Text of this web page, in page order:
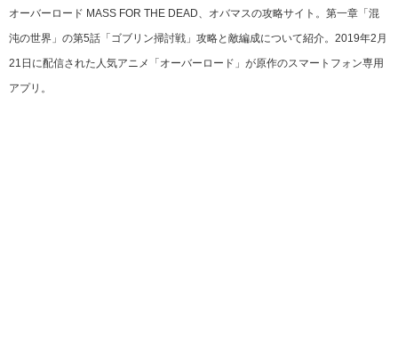
オーバーロード MASS FOR THE DEAD、オバマスの攻略サイト。第一章「混
沌の世界」の第5話「ゴブリン掃討戦」攻略と敵編成について紹介。2019年2月
21日に配信された人気アニメ「オーバーロード」が原作のスマートフォン専用
アプリ。